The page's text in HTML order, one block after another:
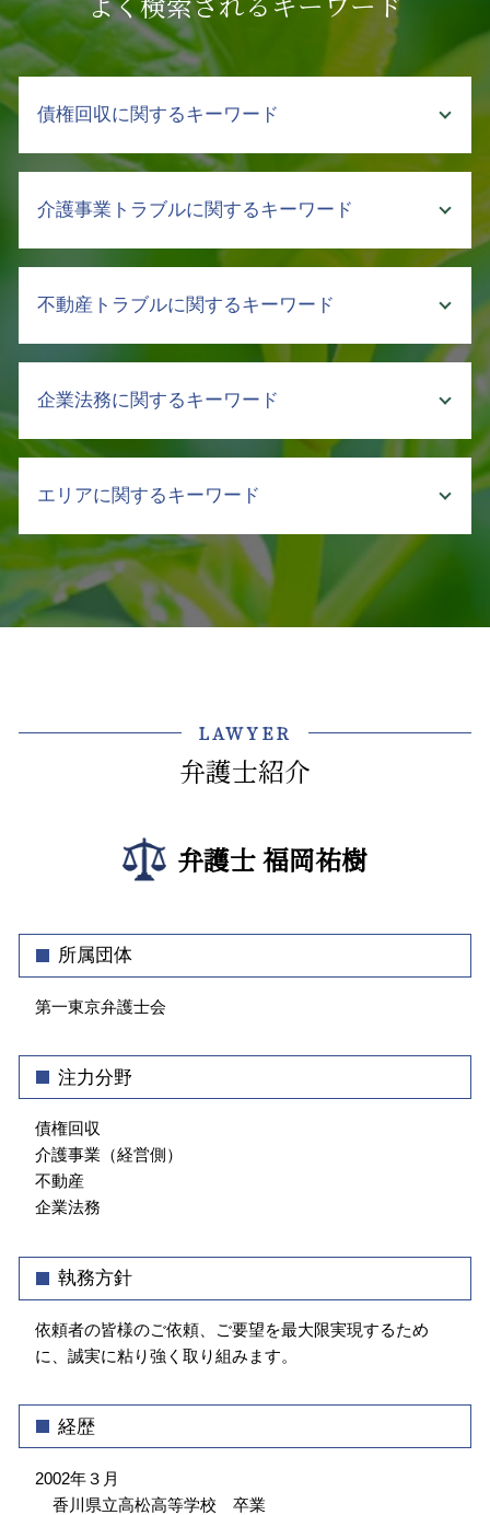
債権回収に関するキーワード
売掛金 回収したい
債権回収 流れ
債権 取立
取引先 倒産 未払い金 支払い
支払督促 申立
差し押さえ 不動産 債権回収
売掛金 時効
回収 交渉
売掛金 回収 文書
公正証書 強制執行
強制執行 通知
売掛金 回収できない
介護事業トラブルに関するキーワード
介護事故 種類
介護 責任
介護 契約トラブル 弁護士
クレーマー 不当要求 弁護士
介護 トラブル
介護事業 課題
介護 現場 問題
介護 対策
介護事業 労働問題 弁護士
不動産トラブルに関するキーワード
土地 明け渡し
賃貸 立ち退き
不動産 契約
契約不適合 期間
土地 購入 契約書
土地 契約書
親 土地 相続
不動産トラブル 法律相談
土地 相続 評価
不動産 法人 契約
立ち退き
不動産 賃貸 契約
企業法務に関するキーワード
コンプライアンス 従業員
パワハラ 対策
セクハラ 処分
企業法務 法律事務所
弁護士 顧問契約
ハラスメント 種類 最新
不当解雇 とは
クレーム対応 マニュアル
契約書 作成
ハラスメント 定義
顧問弁護士 メリット
業務委託 契約書
エリアに関するキーワード
企業法務 中央区
不動産トラブル 弁護士 相談 渋谷区
顧問弁護士 弁護士 相談 文京区
不動産トラブル 弁護士 相談 新宿区
企業法務 弁護士 相談 文京区
不動産トラブル 弁護士 相談 飯田橋
法律問題 弁護士 相談 飯田橋
介護事業トラブル 弁護士 相談 文京区
債権回収 弁護士 相談 江東区
顧問弁護士 弁護士 相談 千代田区
債権回収 弁護士 相談 神楽坂
不動産トラブル 弁護士 相談 千代田区
企業法務 弁護士 相談 新宿区
LAWYER
弁護士紹介
弁護士 福岡祐樹
所属団体
第一東京弁護士会
注力分野
債権回収
介護事業（経営側）
不動産
企業法務
執務方針
依頼者の皆様のご依頼、ご要望を最大限実現するため
に、誠実に粘り強く取り組みます。
経歴
2002年３月
香川県立高松高等学校 卒業